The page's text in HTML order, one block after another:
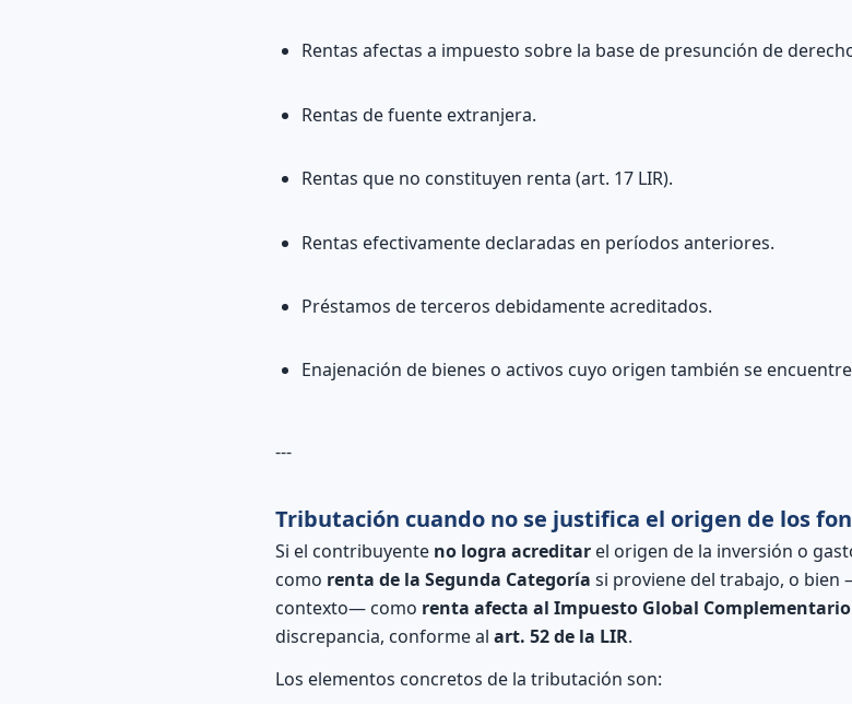
Rentas afectas a impuesto sobre la base de presunción de
Rentas de fuente extranjera.
Rentas que no constituyen renta (art. 17 LIR).
Rentas efectivamente declaradas en períodos anteriores.
Préstamos de terceros debidamente acreditados.
Enajenación de bienes o activos cuyo origen también se
---
Tributación cuando no se justifica el origen de los
Si el contribuyente no logra acreditar el origen de la inversión o
como renta de la Segunda Categoría si proviene del trabajo, o bien
contexto— como renta afecta al Impuesto Global Complementario
discrepancia, conforme al art. 52 de la LIR.
Los elementos concretos de la tributación son: